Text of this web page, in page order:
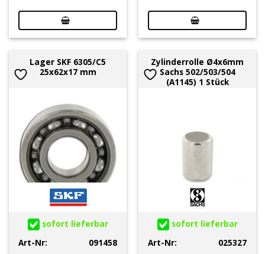
Lager SKF 6305/C5
25x62x17 mm
sofort lieferbar
Art-Nr:
091458
Zylinderrolle Ø4x6mm
Sachs 502/503/504
(A1145) 1 Stück
sofort lieferbar
Art-Nr:
025327